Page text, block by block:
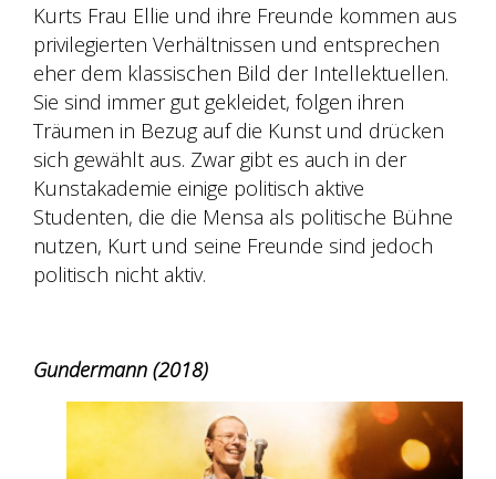
Kurts Frau Ellie und ihre Freunde kommen aus
privilegierten Verhältnissen und entsprechen
eher dem klassischen Bild der Intellektuellen.
Sie sind immer gut gekleidet, folgen ihren
Träumen in Bezug auf die Kunst und drücken
sich gewählt aus. Zwar gibt es auch in der
Kunstakademie einige politisch aktive
Studenten, die die Mensa als politische Bühne
nutzen, Kurt und seine Freunde sind jedoch
politisch nicht aktiv.
Gundermann (2018)